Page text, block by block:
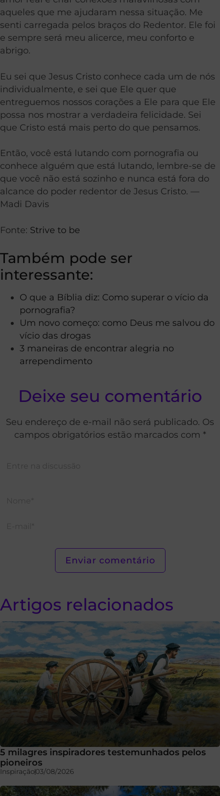
aqueles que me ajudaram nessa situação. Me
senti carregada pelos braços do Redentor. Ele foi
e sempre será meu alicerce, meu conforto e
abrigo.
Eu sei que Jesus Cristo conhece cada um de nós
individualmente, e sei que Ele quer que
entreguemos nossos corações a Ele para que Ele
possa nos mostrar a verdadeira felicidade. Sei
que Cristo está mais perto do que pensamos.
Então, você está lutando com pornografia ou
conhece alguém que está lutando, lembre-se de
que você não está sozinho e nunca está fora do
alcance do poder redentor de Jesus Cristo. —
Madi Davis
Fonte: Strive to be
Também pode ser
interessante:
O que a Bíblia diz: Como superar o vício da
pornografia?
Um novo começo: como Deus me salvou do
vício das drogas
3 maneiras de encontrar alegria no
arrependimento
Deixe seu comentário
Seu endereço de e-mail não será publicado. Os
campos obrigatórios estão marcados com *
Artigos relacionados
5 milagres inspiradores testemunhados pelos
pioneiros
Inspiração03/08/2026